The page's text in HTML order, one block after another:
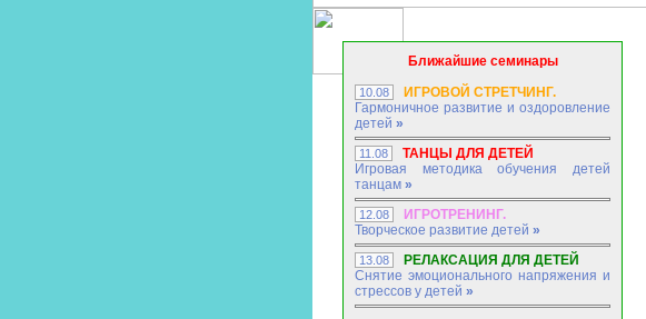
Ближайшие семинары
10.08
ИГРОВОЙ СТРЕТЧИНГ.
Гармоничное развитие и оздоровление
детей »
11.08
ТАНЦЫ ДЛЯ ДЕТЕЙ
Игровая методика обучения детей
танцам »
12.08
ИГРОТРЕНИНГ.
Творческое развитие детей »
13.08
РЕЛАКСАЦИЯ ДЛЯ ДЕТЕЙ
Снятие эмоционального напряжения и
стрессов у детей »